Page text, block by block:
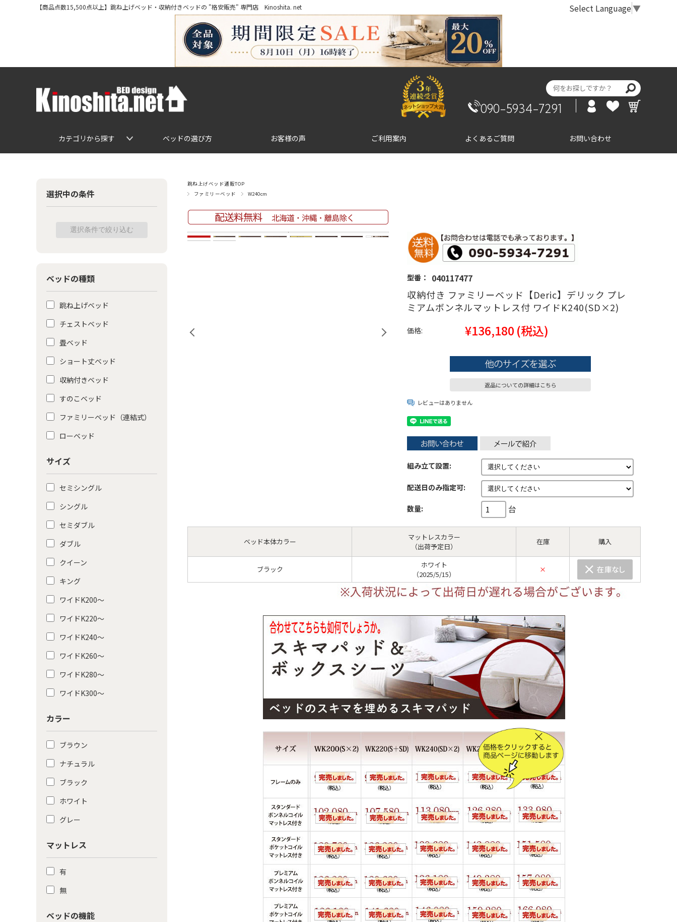
【商品点数15,500点以上】跳ね上げベッド・収納付きベッドの "格安販売" 専門店 Kinoshita. net Select Language▼
090-5934-7291
カテゴリから探す ベッドの選び方 お客様の声 ご利用案内 よくあるご質問 お問い合わせ
跳ね上げベッド通販TOP
ファミリーベッド
W240cm
型番： 040117477
収納付き ファミリーベッド【Deric】デリック プレ
ミアムボンネルマットレス付 ワイドK240(SD×2)
価格: ¥136,180 (税込)
返品についての詳細はこちら
レビューはありません
組み立て設置:
配送日のみ指定可:
数量: 台
ベッド本体カラー
マットレスカラー
（出荷予定日）
在庫 購入
ブラック
ホワイト
（2025/5/15）
×
選択中の条件
ベッドの種類
跳ね上げベッド
チェストベッド
畳ベッド
ショート丈ベッド
収納付きベッド
すのこベッド
ファミリーベッド（連結式）
ローベッド
サイズ
セミシングル
シングル
セミダブル
ダブル
クイーン
キング
ワイドK200〜
ワイドK220〜
ワイドK240〜
ワイドK260〜
ワイドK280〜
ワイドK300〜
カラー
ブラウン
ナチュラル
ブラック
ホワイト
グレー
マットレス
有
無
ベッドの機能